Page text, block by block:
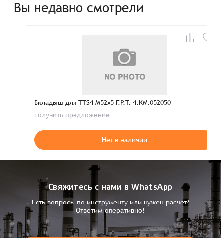
Вы недавно смотрели
Вкладыш для TTS4 M52x5 F.P.T. 4.KM.052050
получить предложение
Нет в наличии
Свяжитесь с нами в WhatsApp
Есть вопросы по инструменту или нужен расчет?
Ответим оперативно!